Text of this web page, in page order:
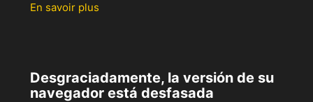
En savoir plus
Desgraciadamente, la versión de su
navegador está desfasada